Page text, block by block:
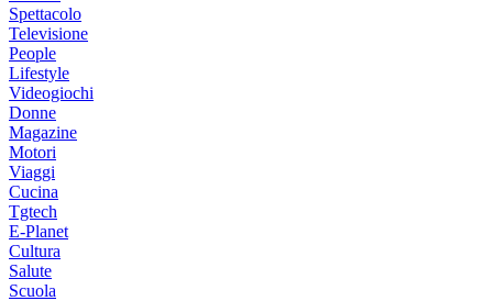
Spettacolo
Televisione
People
Lifestyle
Videogiochi
Donne
Magazine
Motori
Viaggi
Cucina
Tgtech
E-Planet
Cultura
Salute
Scuola